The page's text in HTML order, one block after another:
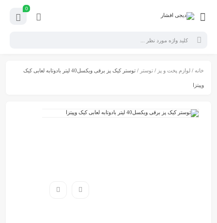
0
خانه / لوازم پخت و پز / توستر / توستر کیک پز برقی ویکسل40 لیتر بادوتابه لعابی کیک
وپیتزا